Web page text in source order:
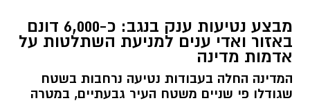
מבצע נטיעות ענק בנגב: כ-6,000 דונם
באזור ואדי ענים למניעת השתלטות על
אדמות מדינה
המדינה החלה בעבודות נטיעה נרחבות בשטח
שגודלו פי שניים משטח העיר גבעתיים, במטרה